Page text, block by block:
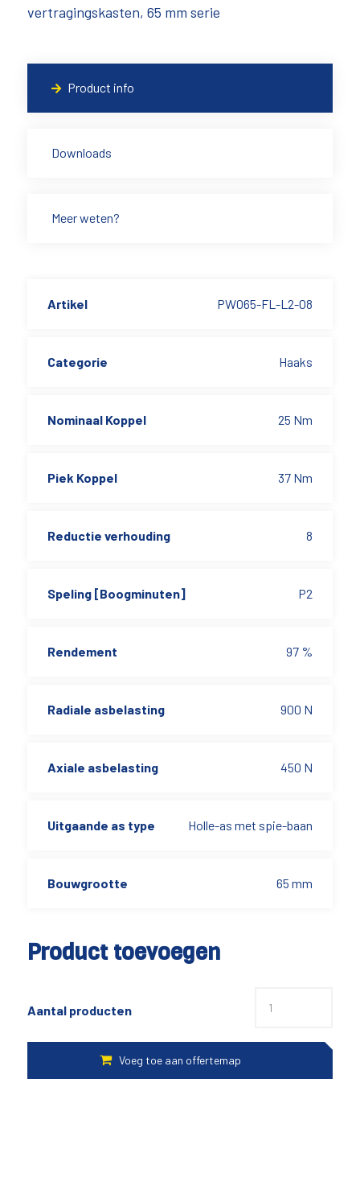
Product toevoegen
Aantal producten
vertragingskasten, 65 mm serie
Product info
Downloads
Meer weten?
Artikel PW065-FL-L2-08
Categorie Haaks
Nominaal Koppel 25 Nm
Piek Koppel 37 Nm
Reductie verhouding 8
Speling [Boogminuten] P2
Rendement 97 %
Radiale asbelasting 900 N
Axiale asbelasting 450 N
Uitgaande as type Holle-as met spie-baan
Bouwgrootte 65 mm